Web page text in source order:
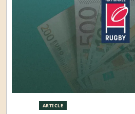
ARTICLE